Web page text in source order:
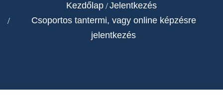
Kezdőlap Jelentkezés
Csoportos tantermi, vagy online képzésre
jelentkezés